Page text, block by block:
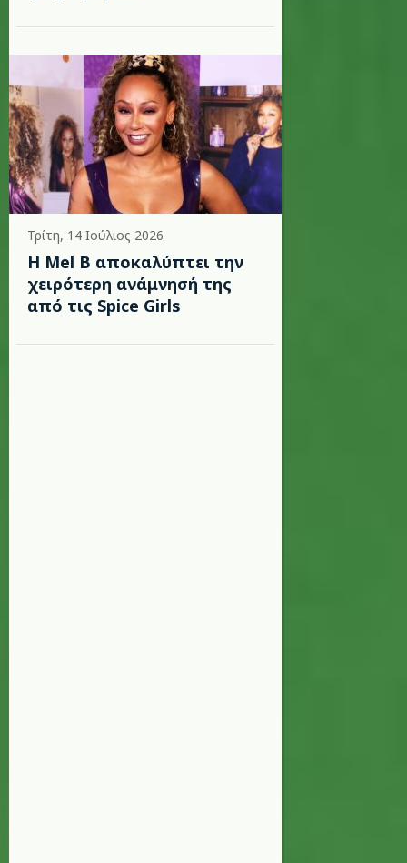
Τρίτη, 14 Ιούλιος 2026
Η Mel B αποκαλύπτει την
χειρότερη ανάμνησή της
από τις Spice Girls